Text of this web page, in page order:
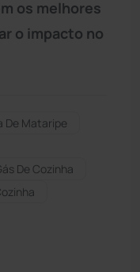
os melhores
o impacto no
De Mataripe
De Cozinha